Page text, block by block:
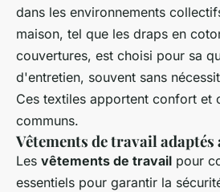
dans les environnements
maison, tel que les draps en
couvertures, est choisi pour sa
d'entretien, souvent sans
Ces textiles apportent confort et
communs.
Vêtements de travail
Les vêtements de travail pour
essentiels pour garantir la